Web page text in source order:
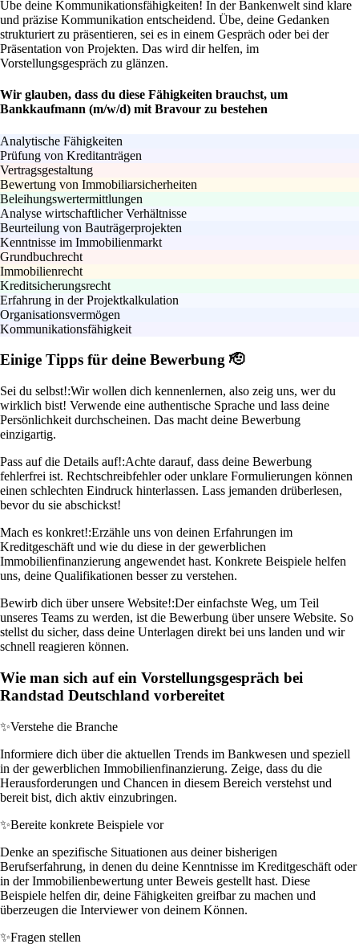
Übe deine Kommunikationsfähigkeiten! In der Bankenwelt sind klare
und präzise Kommunikation entscheidend. Übe, deine Gedanken
strukturiert zu präsentieren, sei es in einem Gespräch oder bei der
Präsentation von Projekten. Das wird dir helfen, im
Vorstellungsgespräch zu glänzen.
Wir glauben, dass du diese Fähigkeiten brauchst, um
Bankkaufmann (m/w/d) mit Bravour zu bestehen
Analytische Fähigkeiten
Prüfung von Kreditanträgen
Vertragsgestaltung
Bewertung von Immobiliarsicherheiten
Beleihungswertermittlungen
Analyse wirtschaftlicher Verhältnisse
Beurteilung von Bauträgerprojekten
Kenntnisse im Immobilienmarkt
Grundbuchrecht
Immobilienrecht
Kreditsicherungsrecht
Erfahrung in der Projektkalkulation
Organisationsvermögen
Kommunikationsfähigkeit
Einige Tipps für deine Bewerbung 🫡
Sei du selbst!:Wir wollen dich kennenlernen, also zeig uns, wer du
wirklich bist! Verwende eine authentische Sprache und lass deine
Persönlichkeit durchscheinen. Das macht deine Bewerbung
einzigartig.
Pass auf die Details auf!:Achte darauf, dass deine Bewerbung
fehlerfrei ist. Rechtschreibfehler oder unklare Formulierungen können
einen schlechten Eindruck hinterlassen. Lass jemanden drüberlesen,
bevor du sie abschickst!
Mach es konkret!:Erzähle uns von deinen Erfahrungen im
Kreditgeschäft und wie du diese in der gewerblichen
Immobilienfinanzierung angewendet hast. Konkrete Beispiele helfen
uns, deine Qualifikationen besser zu verstehen.
Bewirb dich über unsere Website!:Der einfachste Weg, um Teil
unseres Teams zu werden, ist die Bewerbung über unsere Website. So
stellst du sicher, dass deine Unterlagen direkt bei uns landen und wir
schnell reagieren können.
Wie man sich auf ein Vorstellungsgespräch bei
Randstad Deutschland vorbereitet
✨Verstehe die Branche
Informiere dich über die aktuellen Trends im Bankwesen und speziell
in der gewerblichen Immobilienfinanzierung. Zeige, dass du die
Herausforderungen und Chancen in diesem Bereich verstehst und
bereit bist, dich aktiv einzubringen.
✨Bereite konkrete Beispiele vor
Denke an spezifische Situationen aus deiner bisherigen
Berufserfahrung, in denen du deine Kenntnisse im Kreditgeschäft oder
in der Immobilienbewertung unter Beweis gestellt hast. Diese
Beispiele helfen dir, deine Fähigkeiten greifbar zu machen und
überzeugen die Interviewer von deinem Können.
✨Fragen stellen